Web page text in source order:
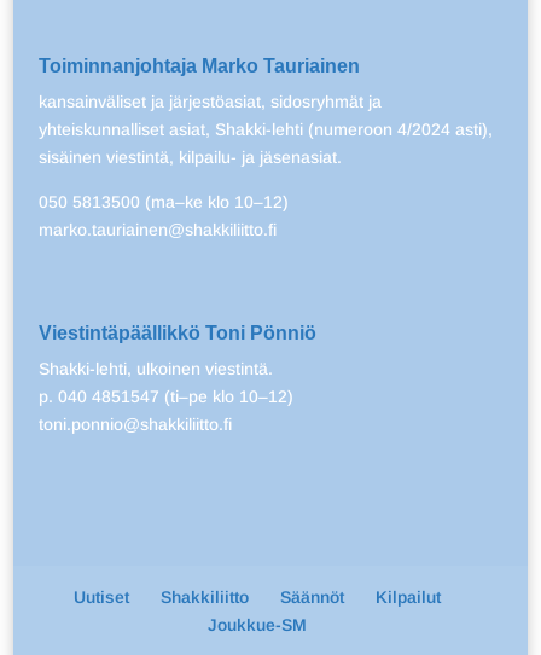
Toiminnanjohtaja Marko Tauriainen
kansainväliset ja järjestöasiat, sidosryhmät ja
yhteiskunnalliset asiat, Shakki-lehti (numeroon 4/2024 asti),
sisäinen viestintä, kilpailu- ja jäsenasiat.
050 5813500 (ma–ke klo 10–12)
marko.tauriainen@shakkiliitto.fi
Viestintäpäällikkö Toni Pönniö
Shakki-lehti, ulkoinen viestintä.
p. 040 4851547 (ti–pe klo 10–12)
toni.ponnio@shakkiliitto.fi
Uutiset Shakkiliitto Säännöt
Kilpailut
Joukkue-SM